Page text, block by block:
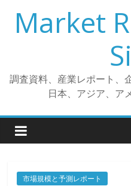
プ
Market
調査資料、産業レポート、
日本、アジア、ア
市場規模と予測レポート